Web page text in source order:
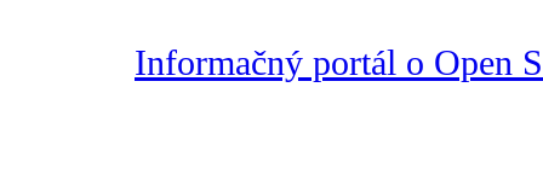
Informačný portál o Open